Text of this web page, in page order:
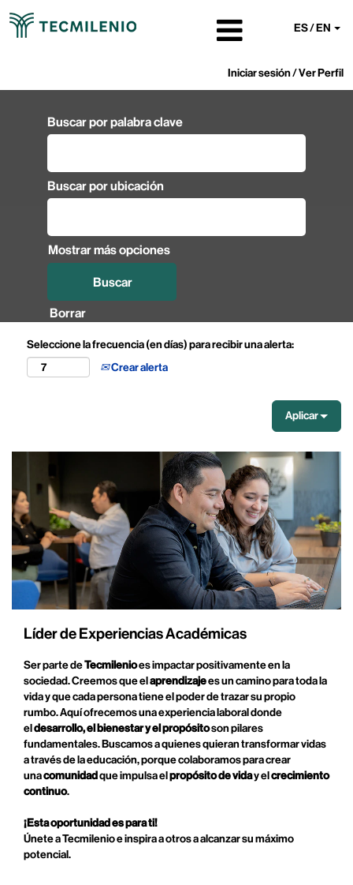
ES / EN
Iniciar sesión / Ver Perfil
Buscar por palabra clave
Buscar por ubicación
Mostrar más opciones
Borrar
Seleccione la frecuencia (en días) para recibir una alerta:
Crear alerta
Aplicar
Líder de Experiencias Académicas
Ser parte deTecmilenioes impactar positivamente en la
sociedad. Creemos que elaprendizajees un camino para toda la
vida y que cada persona tiene el poder de trazar su propio
rumbo. Aquí ofrecemos una experiencia laboral donde
eldesarrollo, el bienestar y el propósitoson pilares
fundamentales. Buscamos a quienes quieran transformar vidas
a través de la educación, porque colaboramos para crear
unacomunidadque impulsa elpropósito de viday elcrecimiento
continuo.
¡Esta oportunidad es para ti!
Únete a Tecmilenio e inspira a otros a alcanzar su máximo
potencial.